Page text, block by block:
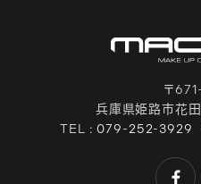
〒
兵庫県姫路市花
TEL :079-252-3929